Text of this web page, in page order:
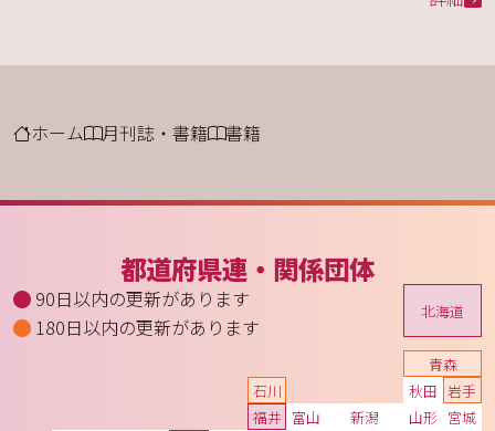
ホーム 月刊誌・書籍 書籍
都道府県連・関係団体
90日以内の更新があります
180日以内の更新があります
北海道
青森
岩手
宮城
秋田
山形
新潟
富山
石川
福井